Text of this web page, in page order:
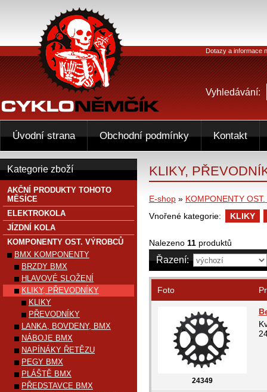
KLIKY,
E-shop » KOMPONENTY
Vnořené kategorie:
KLIKY
Nalezeno 11 produktů
Řazení:
Foto
24349
Kategorie zboží
AKČNÍ PRODUKTY TOHOTO
MĚSÍCE
ELEKTROKOLA
JÍZDNÍ KOLA
KOMPONENTY OST. VÝROBCŮ
BMX KOMPONENTY
BRZDY BMX
HLAVOVÉ SLOŽENÍ
KLIKY, PŘEVODNÍKY
KLIKY
PŘEVODNÍKY
LANKA, BOVDENY, BMX
NÁBOJE BMX
NAPÍNÁKY ŘETĚZU
PEGY BMX
PLÁŠTĚ BMX
PŘEDSTAVCE BMX
Dotazy a informace
Vyhledávání:
Úvodní strana Obchodní podmínky Kontakt